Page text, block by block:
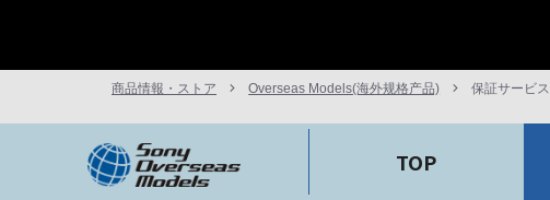
商品情報・ストア Overseas Models(海外规格产品) 保証サービス
TOP